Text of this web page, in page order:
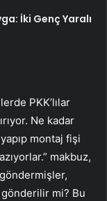
İki Genç Yaralı
PKK’lılar
Ne kadar
montaj fişi
makbuz,
gönderilir mi? Bu